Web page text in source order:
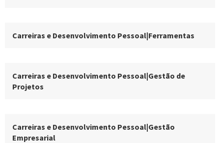
Carreiras e Desenvolvimento Pessoal|Ferramentas
Carreiras e Desenvolvimento Pessoal|Gestão de
Projetos
Carreiras e Desenvolvimento Pessoal|Gestão
Empresarial